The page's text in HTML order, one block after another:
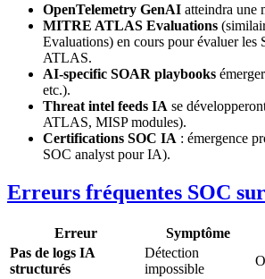
OpenTelemetry GenAI atteindra une
MITRE ATLAS Evaluations
Evaluations) en cours pour évaluer les
ATLAS.
AI-specific SOAR playbooks
etc.).
Threat intel feeds IA se
ATLAS, MISP modules).
Certifications SOC IA : émergence
SOC analyst pour IA).
Erreurs fréquentes SOC
Erreur Symptôme
Pas de logs IA
structurés
Détection
impossible